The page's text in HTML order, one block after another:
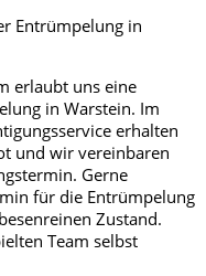
Entrümpelung in
erlaubt uns eine
in Warstein. Im
erhalten
und wir vereinbaren
Gerne
für die Entrümpelung
Zustand.
Team selbst